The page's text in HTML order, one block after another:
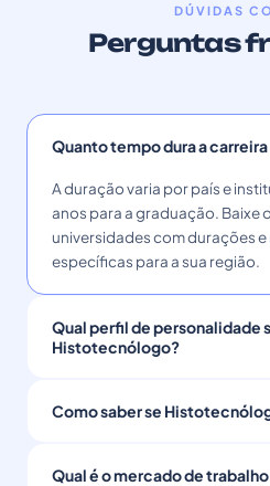
DÚVIDAS
Perguntas
Quanto tempo dura a
A duração varia por país e
anos para a graduação. Baixe
universidades com durações
específicas para a sua região.
Qual perfil de personalidade
Histotecnólogo?
Como saber se
Qual é o mercado de